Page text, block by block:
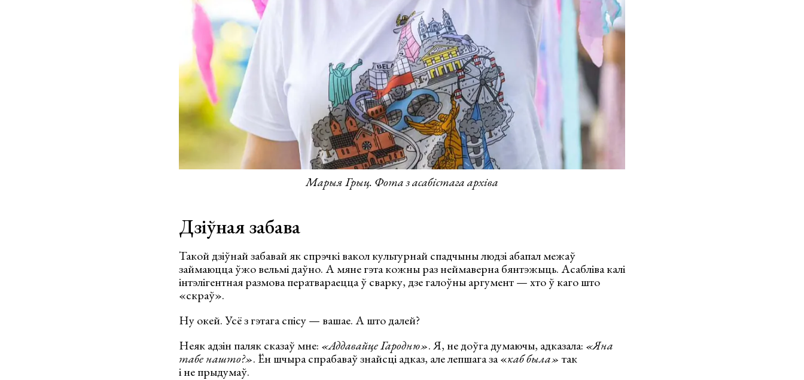
Марыя Грыц. Фота з асабістага архіва
Дзіўная забава
Такой дзіўнай забавай як спрэчкі вакол культурнай спадчыны людзі абапал межаў
займаюцца ўжо вельмі даўно. А мяне гэта кожны раз неймаверна бянтэжыць. Асабліва калі
інтэлігентная размова ператвараецца ў сварку, дзе галоўны аргумент — хто ў каго што
«скраў».
Ну окей. Усё з гэтага спісу — вашае. А што далей?
Неяк адзін паляк сказаў мне: «Аддавайце Гародню». Я, не доўга думаючы, адказала: «Яна
табе нашто?». Ён шчыра спрабаваў знайсці адказ, але лепшага за «каб была» так
і не прыдумаў.